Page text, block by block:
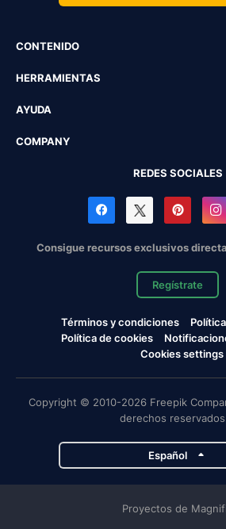
CONTENIDO
HERRAMIENTAS
AYUDA
COMPANY
REDES SOCIALES
Consigue recursos exclusivos
Regístrate
Términos y condiciones
Política de cookies
Cookies settings
Copyright © 2010-2026 Freepik
derechos
Español
Proyectos de